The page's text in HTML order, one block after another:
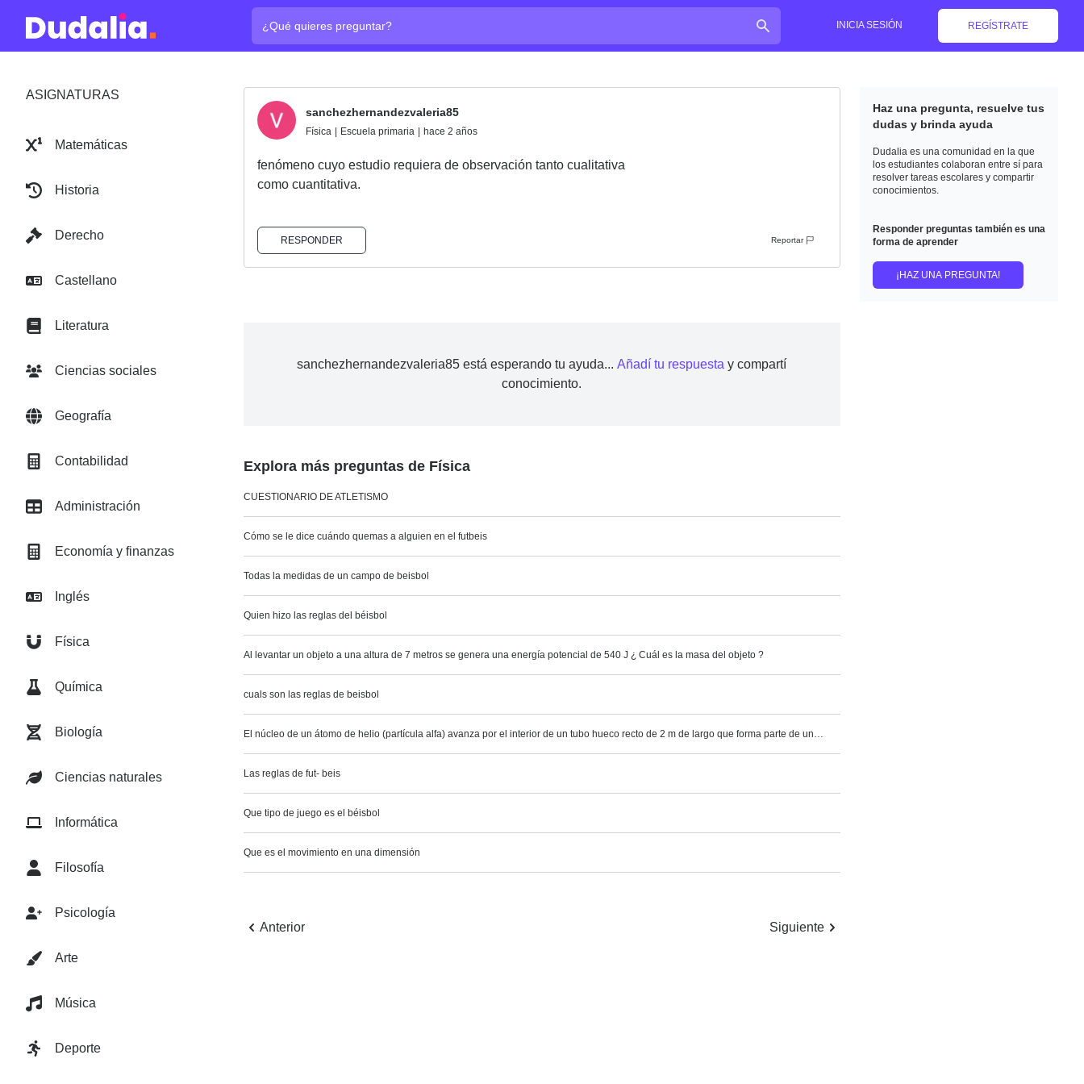
INICIA SESIÓN REGÍSTRATE
ASIGNATURAS
Matemáticas
Historia
Derecho
Castellano
Literatura
Ciencias sociales
Geografía
Contabilidad
Administración
Economía y finanzas
Inglés
Física
Química
Biología
Ciencias naturales
Informática
Filosofía
Psicología
Arte
Música
Deporte
sanchezhernandezvaleria85
Física Escuela primaria hace 2 años
fenómeno cuyo estudio requiera de observación tanto cualitativa
como cuantitativa.
RESPONDER Reportar
sanchezhernandezvaleria85 está esperando tu ayuda... Añadí tu respuesta y compartí
conocimiento.
Explora más preguntas de Física
CUESTIONARIO DE ATLETISMO
Cómo se le dice cuándo quemas a alguien en el futbeis
Todas la medidas de un campo de beisbol
Quien hizo las reglas del béisbol
Al levantar un objeto a una altura de 7 metros se genera una energía potencial de 540 J ¿ Cuál es la masa del objeto ?
cuals son las reglas de beisbol
El núcleo de un átomo de helio (partícula alfa) avanza por el interior de un tubo hueco recto de 2 m de largo que forma parte de un…
Las reglas de fut- beis
Que tipo de juego es el béisbol
Que es el movimiento en una dimensión
Anterior Siguiente
Haz una pregunta, resuelve tus
dudas y brinda ayuda
Dudalia es una comunidad en la que
los estudiantes colaboran entre sí para
resolver tareas escolares y compartir
conocimientos.
Responder preguntas también es una
forma de aprender
¡HAZ UNA PREGUNTA!